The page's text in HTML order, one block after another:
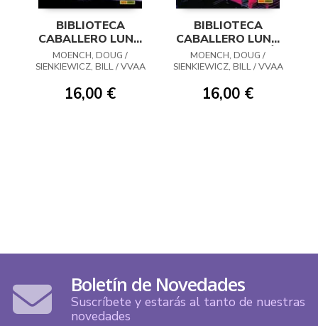
BIBLIOTECA
CABALLERO LUNA
04: VIDRIERA
ESCARLATA
MOENCH, DOUG /
SIENKIEWICZ, BILL / VVAA
16,00 €
BIBLIOTECA
CABALLERO LUNA
01: CUENTA ATRÁS
HACIA LA
MOENCH, DOUG /
SIENKIEWICZ, BILL / VVAA
16,00 €
Boletín de Novedades
Suscríbete y estarás al tanto de nuestras
novedades